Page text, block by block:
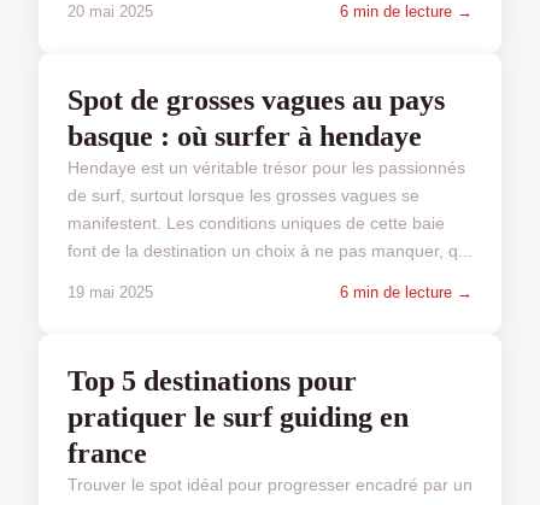
20 mai 2025 6 min de lecture →
Spot de grosses vagues au pays
basque : où surfer à hendaye
Hendaye est un véritable trésor pour les passionnés
de surf, surtout lorsque les grosses vagues se
manifestent. Les conditions uniques de cette baie
font de la destination un choix à ne pas manquer, q...
19 mai 2025 6 min de lecture →
Top 5 destinations pour
pratiquer le surf guiding en
france
Trouver le spot idéal pour progresser encadré par un